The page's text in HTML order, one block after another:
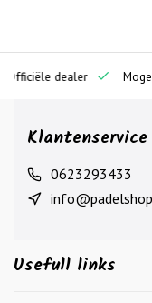
dealer
Klantenservice
0623293433
Usefull links